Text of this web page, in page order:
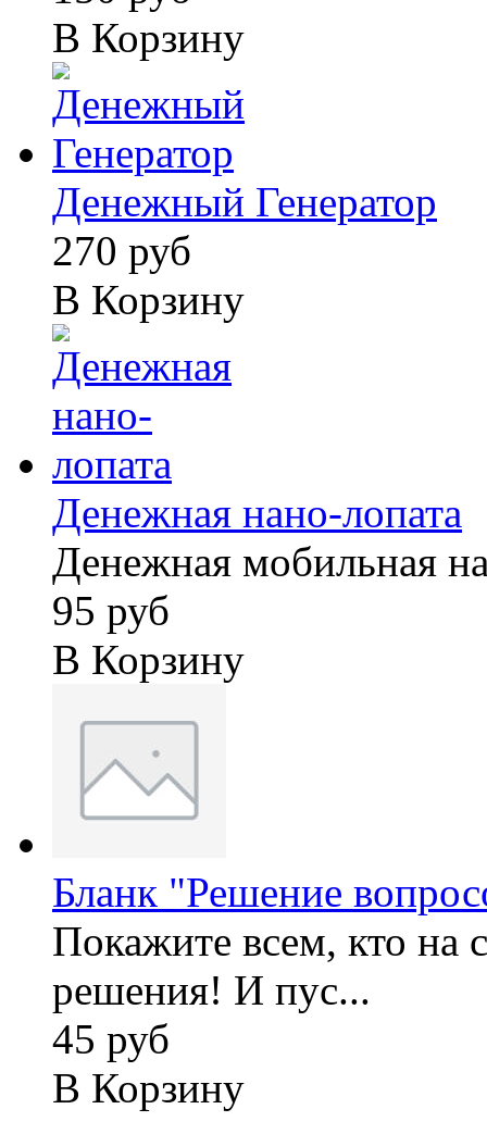
В Корзину
Денежный Генератор
270 руб
В Корзину
Денежная нано-лопата
Денежная мобильная
95 руб
В Корзину
Бланк "Решение
Покажите всем, кто на
решения! И пус...
45 руб
В Корзину